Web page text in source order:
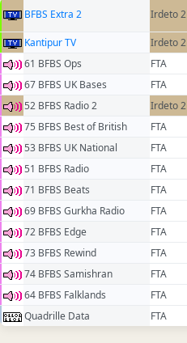
BFBS Extra 2 Irdeto 2
Kantipur TV Irdeto 2
61 BFBS Ops
FTA
67 BFBS UK Bases
FTA
52 BFBS Radio 2
Irdeto 2
75 BFBS Best of British
FTA
53 BFBS UK National
FTA
51 BFBS Radio
FTA
71 BFBS Beats
FTA
69 BFBS Gurkha Radio
FTA
72 BFBS Edge
FTA
73 BFBS Rewind
FTA
74 BFBS Samishran
FTA
64 BFBS Falklands
FTA
Quadrille Data
FTA